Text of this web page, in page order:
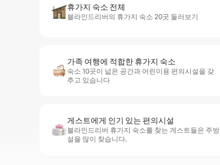
휴가지 숙소 전체
블라인드리버의 휴가지 숙소 20곳 둘러보기
가족 여행에 적합한 휴가지 숙소
숙소 10곳이 넓은 공간과 어린이용 편의시설을 갖
추고 있습니다
게스트에게 인기 있는 편의시설
블라인드리버 휴가지 숙소를 찾는 게스트들은 주
설을 많이 찾습니다.